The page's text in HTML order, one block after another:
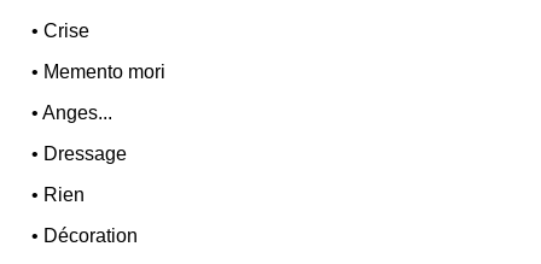
•Crise
• Memento mori
•Anges...
• Dressage
• Rien
• Décoration